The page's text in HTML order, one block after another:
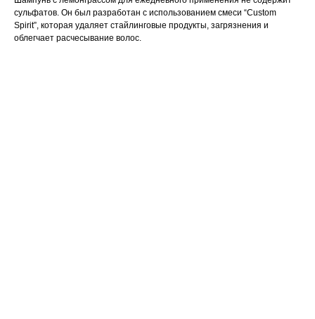
сульфатов. Он был разработан с использованием смеси “Custom
Spirit”, которая удаляет стайлинговые продукты, загрязнения и
облегчает расчесывание волос.